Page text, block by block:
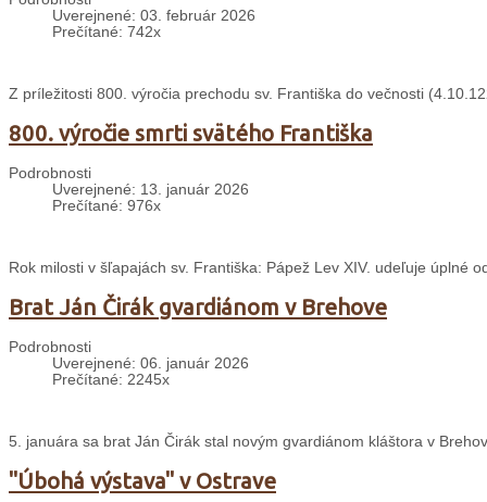
Uverejnené: 03. február 2026
Prečítané: 742x
Z príležitosti 800. výročia prechodu sv. Františka do večnosti
800. výročie smrti svätého Františka
Podrobnosti
Uverejnené: 13. január 2026
Prečítané: 976x
Rok milosti v šľapajách sv. Františka: Pápež Lev XIV. udeľuje úplné
Brat Ján Čirák gvardiánom v Brehove
Podrobnosti
Uverejnené: 06. január 2026
Prečítané: 2245x
5. januára sa brat Ján Čirák stal novým gvardiánom kláštora v
"Úbohá výstava" v Ostrave